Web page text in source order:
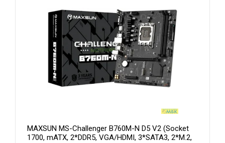
MAXSUN MS-Challenger B760M-N D5 V2 (Socket
1700, mATX, 2*DDR5, VGA/HDMI, 3*SATA3, 2*M.2,